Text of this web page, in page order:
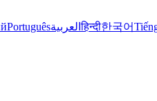
Portuguêsالعربيةहिन्दी한국어